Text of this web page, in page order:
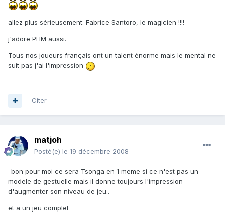
allez plus sérieusement: Fabrice Santoro, le magicien !!!!
j'adore PHM aussi.
Tous nos joueurs français ont un talent énorme mais le mental ne
suit pas j'ai l'impression
Citer
matjoh
Posté(e) le 19 décembre 2008
-bon pour moi ce sera Tsonga en 1 meme si ce n'est pas un
modele de gestuelle mais il donne toujours l'impression
d'augmenter son niveau de jeu..
et a un jeu complet